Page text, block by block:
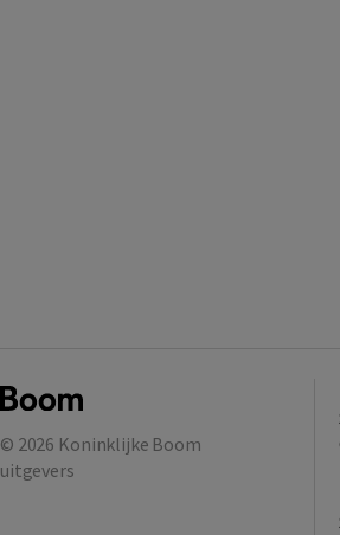
© 2026 Koninklijke Boom
uitgevers